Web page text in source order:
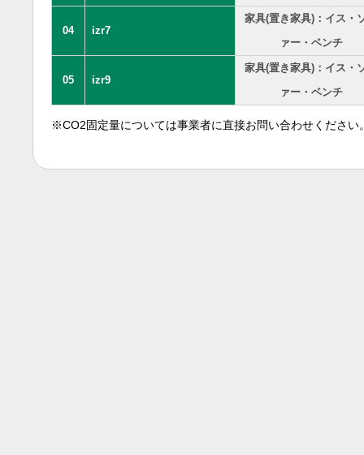
04 izr7
家具(置き家具)：イス・
ァー・ベンチ
05 izr9
家具(置き家具)：イス・
ァー・ベンチ
※CO2固定量については事業者に直接お問い合わせください